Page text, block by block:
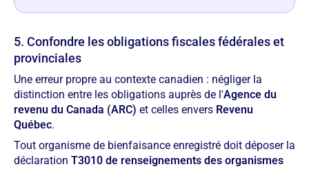
5. Confondre les obligations fiscales fédérales et
provinciales
Une erreur propre au contexte canadien : négliger la
distinction entre les obligations auprès de l'Agence du
revenu du Canada (ARC) et celles envers Revenu
Québec.
Tout organisme de bienfaisance enregistré doit déposer la
déclaration T3010 de renseignements des organismes